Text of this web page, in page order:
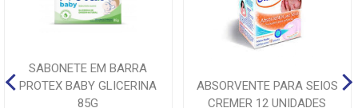
SABONETE EM BARRA
PROTEX BABY GLICERINA
85G
ABSORVENTE PARA SEIOS
CREMER 12 UNIDADES